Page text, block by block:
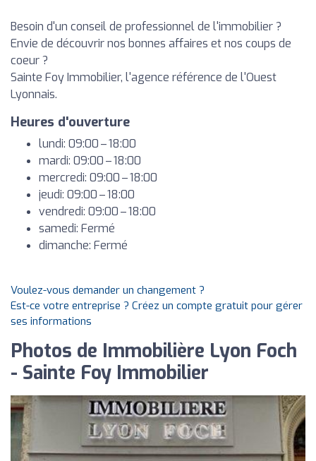
Besoin d'un conseil de professionnel de l'immobilier ?
Envie de découvrir nos bonnes affaires et nos coups de
coeur ?
Sainte Foy Immobilier, l'agence référence de l'Ouest
Lyonnais.
Heures d'ouverture
lundi: 09:00 – 18:00
mardi: 09:00 – 18:00
mercredi: 09:00 – 18:00
jeudi: 09:00 – 18:00
vendredi: 09:00 – 18:00
samedi: Fermé
dimanche: Fermé
Voulez-vous demander un changement ?
Est-ce votre entreprise ? Créez un compte gratuit pour gérer
ses informations
Photos de Immobilière Lyon Foch
- Sainte Foy Immobilier